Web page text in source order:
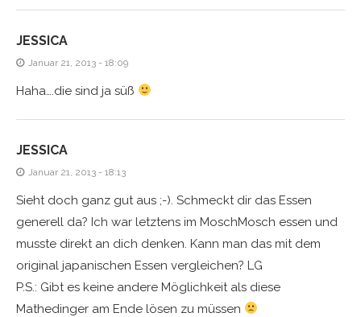
JESSICA
Januar 21, 2013 - 18:09
Haha….die sind ja süß
JESSICA
Januar 21, 2013 - 18:13
Sieht doch ganz gut aus ;-). Schmeckt dir das Essen
generell da? Ich war letztens im MoschMosch essen und
musste direkt an dich denken. Kann man das mit dem
original japanischen Essen vergleichen? LG
P.S.: Gibt es keine andere Möglichkeit als diese
Mathedinger am Ende lösen zu müssen